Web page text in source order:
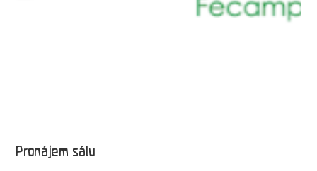
Pronájem sálu